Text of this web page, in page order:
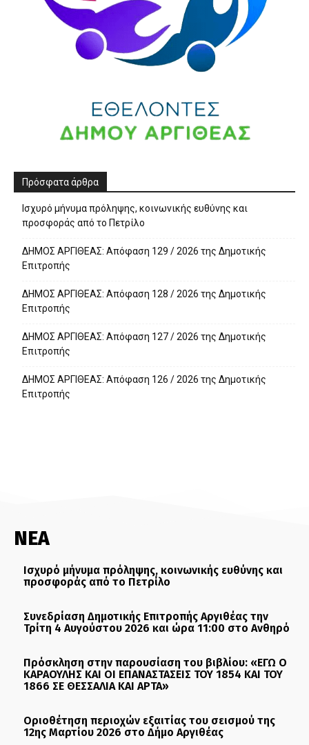
Πρόσφατα άρθρα
Ισχυρό μήνυμα πρόληψης, κοινωνικής ευθύνης και
προσφοράς από το Πετρίλο
ΔΗΜΟΣ ΑΡΓΙΘΕΑΣ: Απόφαση 129 / 2026 της Δημοτικής
Επιτροπής
ΔΗΜΟΣ ΑΡΓΙΘΕΑΣ: Απόφαση 128 / 2026 της Δημοτικής
Επιτροπής
ΔΗΜΟΣ ΑΡΓΙΘΕΑΣ: Απόφαση 127 / 2026 της Δημοτικής
Επιτροπής
ΔΗΜΟΣ ΑΡΓΙΘΕΑΣ: Απόφαση 126 / 2026 της Δημοτικής
Επιτροπής
ΝΕΑ
Ισχυρό μήνυμα πρόληψης, κοινωνικής ευθύνης και
προσφοράς από το Πετρίλο
Συνεδρίαση Δημοτικής Επιτροπής Αργιθέας την
Τρίτη 4 Αυγούστου 2026 και ώρα 11:00 στο Ανθηρό
Πρόσκληση στην παρουσίαση του βιβλίου: «ΕΓΩ Ο
ΚΑΡΑΟΥΛΗΣ ΚΑΙ ΟΙ ΕΠΑΝΑΣΤΑΣΕΙΣ ΤΟΥ 1854 ΚΑΙ ΤΟΥ
1866 ΣΕ ΘΕΣΣΑΛΙΑ ΚΑΙ ΑΡΤΑ»
Οριοθέτηση περιοχών εξαιτίας του σεισμού της
12ης Μαρτίου 2026 στο Δήμο Αργιθέας